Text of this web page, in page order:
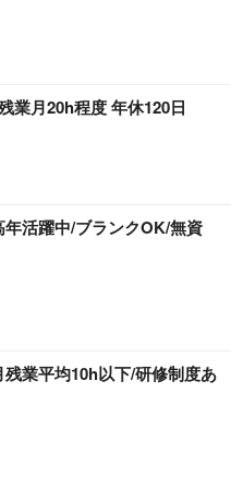
業月20h程度 年休120日
活躍中/ブランクOK/無資
業平均10h以下/研修制度あ